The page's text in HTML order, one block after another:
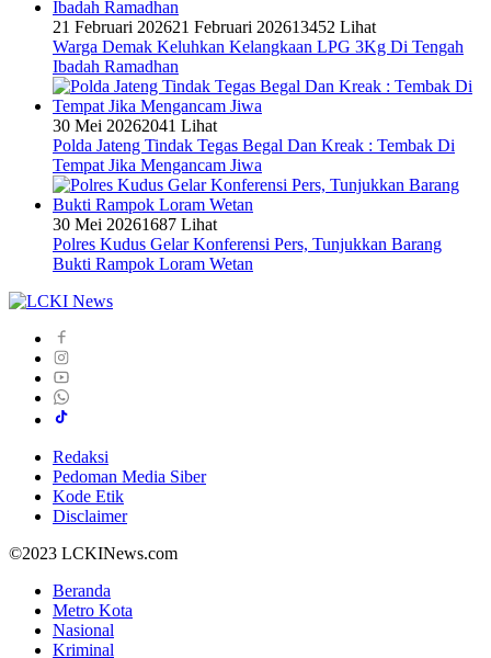
21 Februari 202621 Februari 202613452 Lihat
Warga Demak Keluhkan Kelangkaan LPG 3Kg Di Tengah
Ibadah Ramadhan
30 Mei 20262041 Lihat
Polda Jateng Tindak Tegas Begal Dan Kreak : Tembak Di
Tempat Jika Mengancam Jiwa
30 Mei 20261687 Lihat
Polres Kudus Gelar Konferensi Pers, Tunjukkan Barang
Bukti Rampok Loram Wetan
Redaksi
Pedoman Media Siber
Kode Etik
Disclaimer
©2023 LCKINews.com
Beranda
Metro Kota
Nasional
Kriminal